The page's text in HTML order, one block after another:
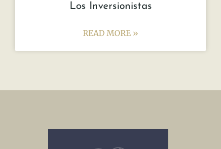
Los Inversionistas
READ MORE »